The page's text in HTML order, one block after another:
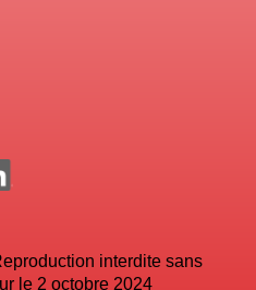
interdite sans
le 2 octobre 2024